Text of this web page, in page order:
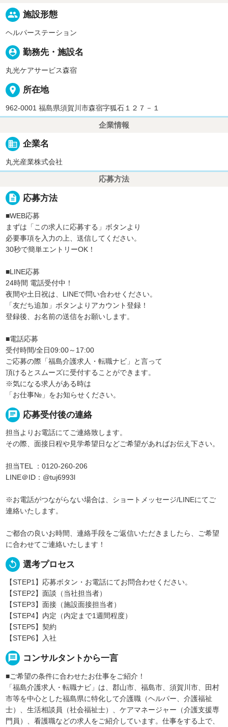
people 施設形態
ヘルパーステーション
person_pin 勤務先・施設名
丸光ケアサービス森宿
place 所在地
962-0001 福島県須賀川市森宿字狐石１２７－１
企業情報
business 企業名
丸光産業株式会社
応募方法
description 応募方法
■WEB応募
まずは「この求人に応募する」ボタンより
必要事項を入力の上、送信してください。
30秒で簡単エントリーOK！
■LINE応募
24時間 電話受付中！
夜間や土日祝は、LINEで問い合わせください。
「友だち追加」ボタンよりアカウント登録！
登録後、お名前の送信をお願いします。
■電話応募
受付時間/全日09:00～17:00
ご応募の際「福島介護求人・転職ナビ」と言って
頂けるとスムーズに受付することができます。
※気になる求人がある時は
「お仕事№」をお知らせください。
chat 応募受付後の連絡
担当よりお電話にてご連絡致します。
その際、面接日程や見学希望日などご希望があればお伝え下さい。
担当TEL ：0120-260-206
LINE＠ID：@tuj6993l
※お電話がつながらない場合は、ショートメッセージ/LINEにてご
連絡いたします。
ご都合の良いお時間、連絡手段をご返信いただきましたら、ご希望
に合わせてご連絡いたします！
replay 選考プロセス
【STEP1】応募ボタン・お電話にてお問合わせください。
【STEP2】面談（当社担当者）
【STEP3】面接（施設面接担当者）
【STEP4】内定（内定まで1週間程度）
【STEP5】契約
【STEP6】入社
message コンサルタントから一言
■ご希望の条件に合わせたお仕事をご紹介！
「福島介護求人・転職ナビ」は、郡山市、福島市、須賀川市、田村
市等を中心とした福島県に特化して介護職（ヘルパー、介護福祉
士）、生活相談員（社会福祉士）、ケアマネージャー（介護支援専
門員）、看護職などの求人をご紹介しています。仕事をする上で、